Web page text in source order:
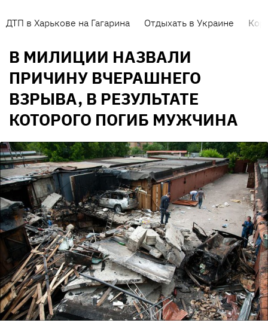
ДТП в Харькове на Гагарина Отдыхать в Украине
В МИЛИЦИИ НАЗВАЛИ
ПРИЧИНУ ВЧЕРАШНЕГО
ВЗРЫВА, В РЕЗУЛЬТАТЕ
КОТОРОГО ПОГИБ МУЖЧИНА